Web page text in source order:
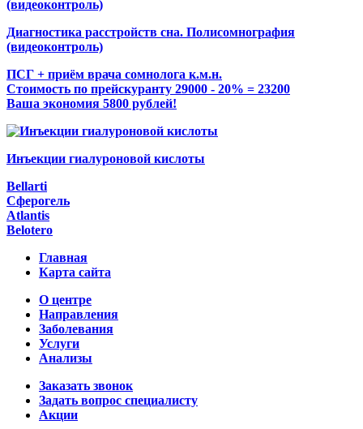
Диагностика расстройств сна. Полисомнография
(видеоконтроль)
ПСГ + приём врача сомнолога к.м.н.
Стоимость по прейскуранту 29000 - 20% = 23200
Ваша экономия 5800 рублей!
Инъекции гиалуроновой кислоты
Bellarti
Сферогель
Atlantis
Belotero
Главная
Карта сайта
О центре
Направления
Заболевания
Услуги
Анализы
Заказать звонок
Задать вопрос специалисту
Акции